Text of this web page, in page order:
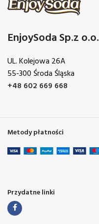
EnjoySoda Sp.z o.o.
UL. Kolejowa 26A
55-300 Środa Śląska
+48 602 669 668
Metody płatności
Przydatne linki